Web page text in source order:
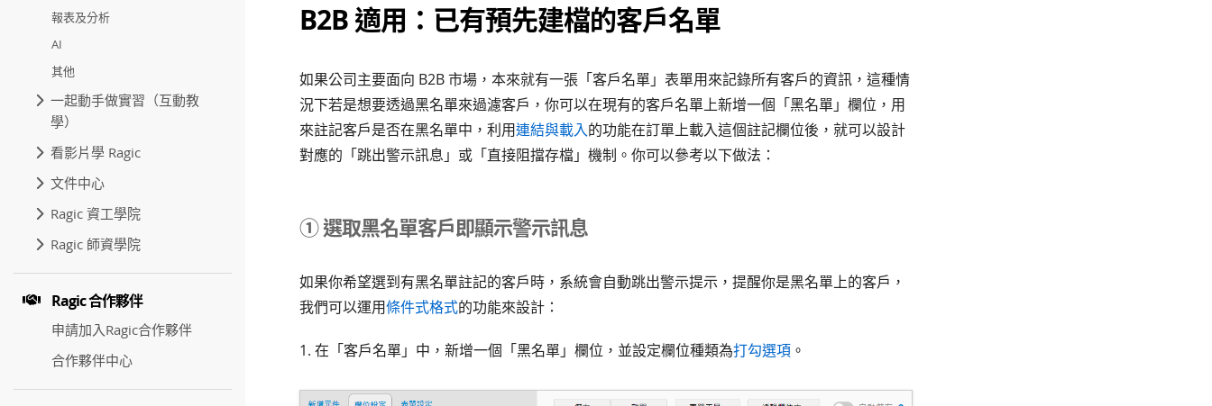
報表及分析
AI
其他
一起動手做實習（互動教
學）
看影片學 Ragic
文件中心
Ragic 資工學院
Ragic 師資學院
Ragic 合作夥伴
申請加入Ragic合作夥伴
合作夥伴中心
B2B 適用：已有預先建檔的客戶名單
如果公司主要面向 B2B 市場，本來就有一張「客戶名單」表單用來記錄所有客戶的資訊，這種情
況下若是想要透過黑名單來過濾客戶，你可以在現有的客戶名單上新增一個「黑名單」欄位，用
來註記客戶是否在黑名單中，利用連結與載入的功能在訂單上載入這個註記欄位後，就可以設計
對應的「跳出警示訊息」或「直接阻擋存檔」機制。你可以參考以下做法：
① 選取黑名單客戶即顯示警示訊息
如果你希望選到有黑名單註記的客戶時，系統會自動跳出警示提示，提醒你是黑名單上的客戶，
我們可以運用條件式格式的功能來設計：
1. 在「客戶名單」中，新增一個「黑名單」欄位，並設定欄位種類為打勾選項 。